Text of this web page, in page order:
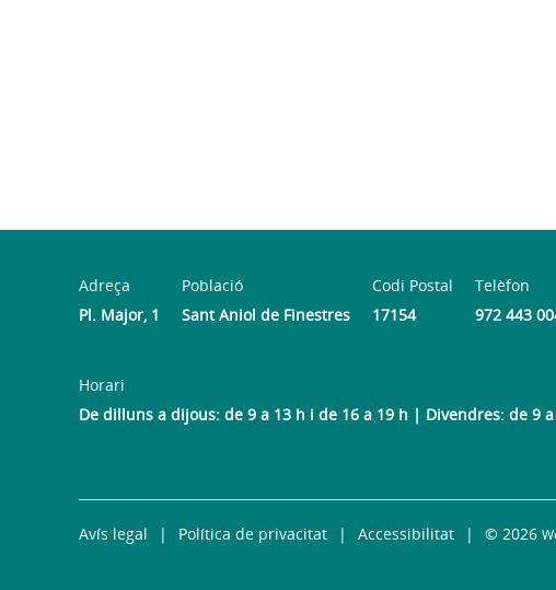
Adreça
Pl. Major, 1
Població
Sant Aniol de Finestres
Codi Postal
17154
Telèfon
972 443
Horari
De dilluns a dijous: de 9 a 13 h i de 16 a 19 h | Divendres: de 9
Avís legal Política de privacitat Accessibilitat © 2026